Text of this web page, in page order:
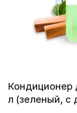
Кондиционер
л (зеленый, с